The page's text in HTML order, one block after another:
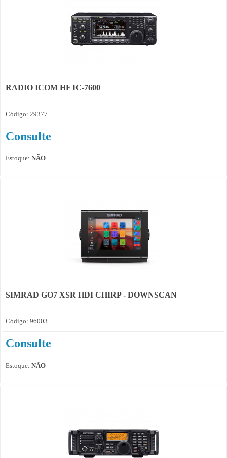
RADIO ICOM HF IC-7600
Código: 29377
Consulte
Estoque: NÃO
SIMRAD GO7 XSR HDI CHIRP - DOWNSCAN
Código: 96003
Consulte
Estoque: NÃO